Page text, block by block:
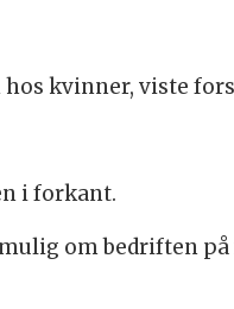
kvinner, viste
i forkant.
om bedriften